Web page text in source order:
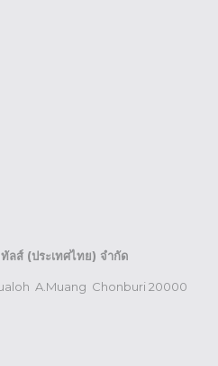
ลส์ (ประเทศไทย) จำกัด
A.Muang Chonburi 20000